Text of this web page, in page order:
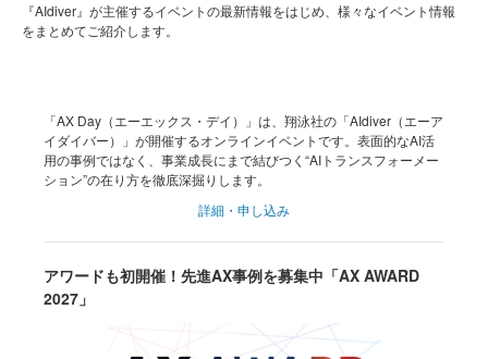
『AIdiver』が主催するイベントの最新情報をはじめ、様々なイベント情報
をまとめてご紹介します。
「AX Day（エーエックス・デイ）」は、翔泳社の「AIdiver（エーア
イダイバー）」が開催するオンラインイベントです。表面的なAI活
用の事例ではなく、事業成長にまで結びつく“AIトランスフォーメー
ション”の在り方を徹底深掘りします。
詳細・申し込み
アワードも初開催！先進AX事例を募集中「AX AWARD
2027」